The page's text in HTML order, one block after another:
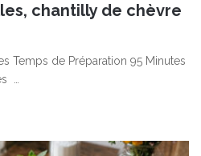
chantilly de chèvre
Temps de Préparation 95 Minutes
…